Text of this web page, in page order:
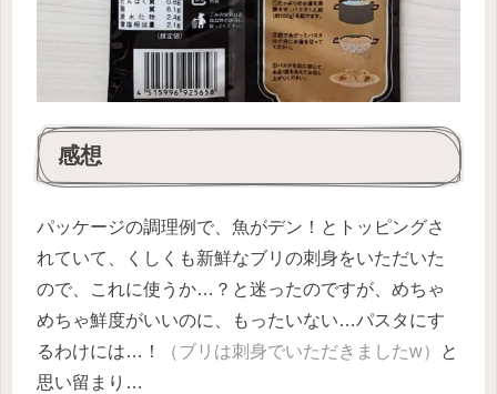
感想
パッケージの調理例で、魚がデン！とトッピングさ
れていて、くしくも新鮮なブリの刺身をいただいた
ので、これに使うか…？と迷ったのですが、めちゃ
めちゃ鮮度がいいのに、もったいない…パスタにす
るわけには…！
（ブリは刺身でいただきましたw）
と
思い留まり…